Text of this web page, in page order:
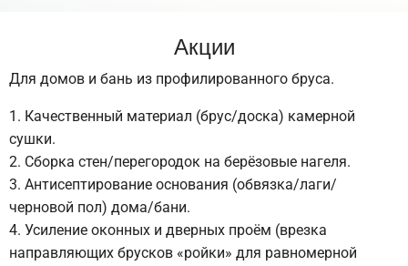
Акции
Для домов и бань из профилированного бруса.
Качественный материал (брус/доска) камерной
сушки.
Сборка стен/перегородок на берёзовые нагеля.
Антисептирование основания (обвязка/лаги/
черновой пол) дома/бани.
Усиление оконных и дверных проём (врезка
направляющих брусков «ройки» для равномерной